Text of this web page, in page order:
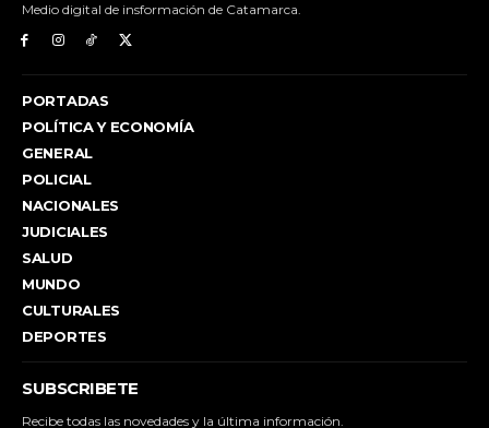
Medio digital de insformación de Catamarca.
PORTADAS
POLÍTICA Y ECONOMÍA
GENERAL
POLICIAL
NACIONALES
JUDICIALES
SALUD
MUNDO
CULTURALES
DEPORTES
SUBSCRIBETE
Recibe todas las novedades y la última información.